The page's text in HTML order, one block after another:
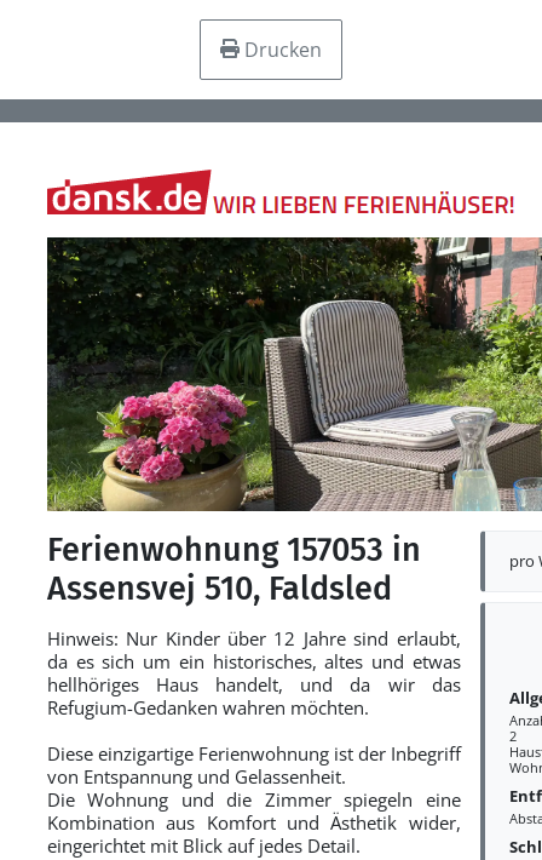
Drucken
pro
2
Ferienwohnung 157053 in
Assensvej 510, Faldsled
Hinweis: Nur Kinder über 12 Jahre sind erlaubt,
da es sich um ein historisches, altes und etwas
hellhöriges Haus handelt, und da wir das
Refugium-Gedanken wahren möchten.
Diese einzigartige Ferienwohnung ist der Inbegriff
von Entspannung und Gelassenheit.
Die Wohnung und die Zimmer spiegeln eine
Kombination aus Komfort und Ästhetik wider,
eingerichtet mit Blick auf jedes Detail.